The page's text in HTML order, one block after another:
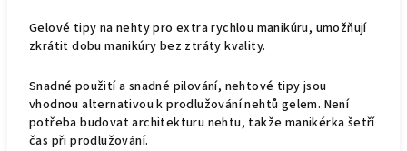
Gelové tipy na nehty pro extra rychlou manikúru, umožňují
zkrátit dobu manikúry bez ztráty kvality.
Snadné použití a snadné pilování, nehtové tipy jsou
vhodnou alternativou k prodlužování nehtů gelem. Není
potřeba budovat architekturu nehtu, takže manikérka šetří
čas při prodlužování.